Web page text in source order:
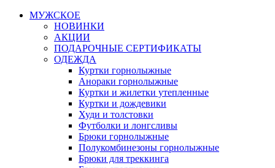
МУЖСКОЕ
НОВИНКИ
АКЦИИ
ПОДАРОЧНЫЕ СЕРТИФИКАТЫ
ОДЕЖДА
Куртки горнолыжные
Анораки горнолыжные
Куртки и жилетки утепленные
Куртки и дождевики
Худи и толстовки
Футболки и лонгсливы
Брюки горнолыжные
Полукомбинезоны горнолыжные
Брюки для треккинга